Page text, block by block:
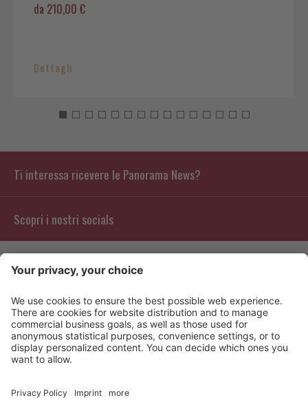
da 210,00 €
Dettagli
Ti interessa ricevere le Panorama News?
Scopri i nostri socials
Contatto
Info
Recensioni
Partners